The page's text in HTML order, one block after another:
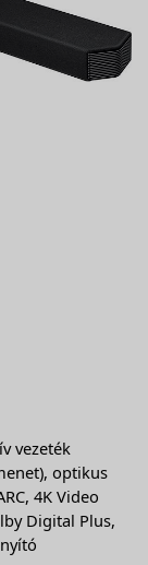
vezeték
optikus
4K Video
Digital Plus,